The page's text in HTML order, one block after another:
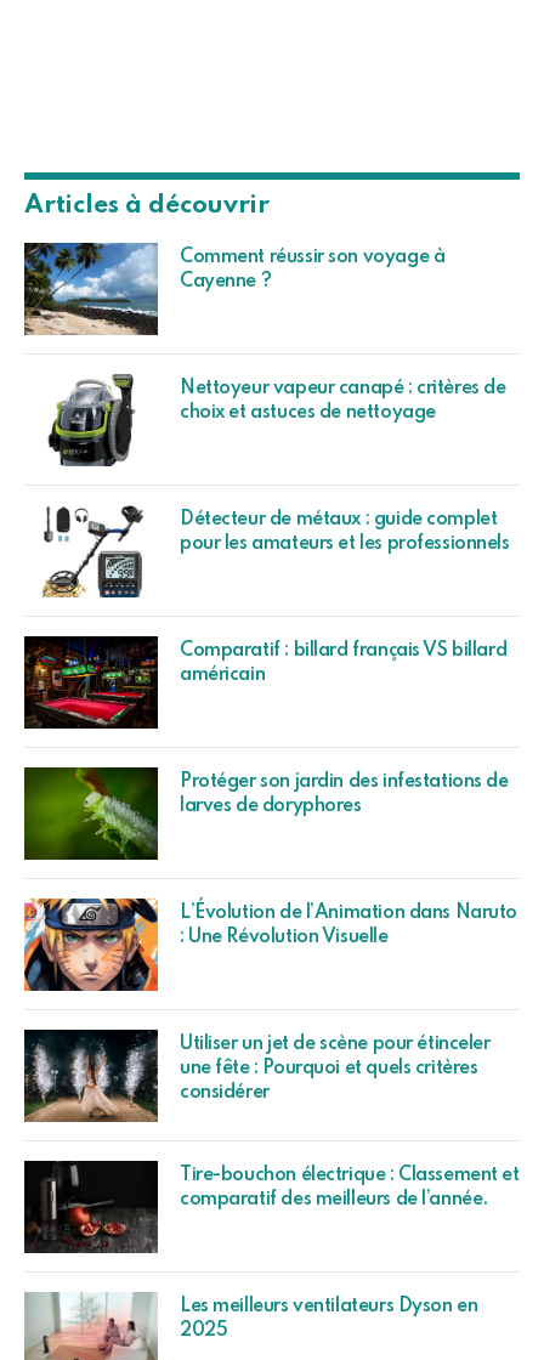
Articles à découvrir
Comment réussir son voyage à
Cayenne ?
Nettoyeur vapeur canapé : critères de
choix et astuces de nettoyage
Détecteur de métaux : guide complet
pour les amateurs et les professionnels
Comparatif : billard français VS billard
américain
Protéger son jardin des infestations de
larves de doryphores
L’Évolution de l’Animation dans Naruto
: Une Révolution Visuelle
Utiliser un jet de scène pour étinceler
une fête : Pourquoi et quels critères
considérer
Tire-bouchon électrique : Classement et
comparatif des meilleurs de l’année.
Les meilleurs ventilateurs Dyson en
2025